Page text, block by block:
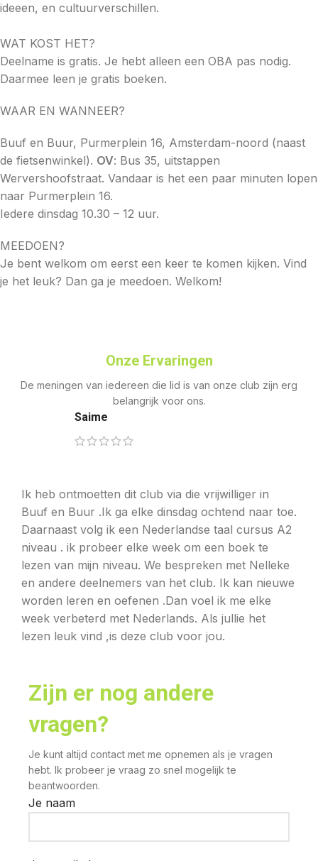
ideeen, en cultuurverschillen.
WAT KOST HET?
Deelname is gratis. Je hebt alleen een OBA pas nodig.
Daarmee leen je gratis boeken.
WAAR EN WANNEER?
Buuf en Buur, Purmerplein 16, Amsterdam-noord (naast
de fietsenwinkel). OV: Bus 35, uitstappen
Wervershoofstraat. Vandaar is het een paar minuten lopen
naar Purmerplein 16.
Iedere dinsdag 10.30 – 12 uur.
MEEDOEN?
Je bent welkom om eerst een keer te komen kijken. Vind
je het leuk? Dan ga je meedoen. Welkom!
Onze Ervaringen
De meningen van iedereen die lid is van onze club zijn erg
belangrijk voor ons.
Saime
Ik heb ontmoetten dit club via die vrijwilliger in
Buuf en Buur .Ik ga elke dinsdag ochtend naar toe.
Daarnaast volg ik een Nederlandse taal cursus A2
niveau . ik probeer elke week om een boek te
lezen van mijn niveau. We bespreken met Nelleke
en andere deelnemers van het club. Ik kan nieuwe
worden leren en oefenen .Dan voel ik me elke
week verbeterd met Nederlands. Als jullie het
lezen leuk vind ,is deze club voor jou.
Zijn er nog andere
vragen?
Je kunt altijd contact met me opnemen als je vragen
hebt. Ik probeer je vraag zo snel mogelijk te
beantwoorden.
Je naam